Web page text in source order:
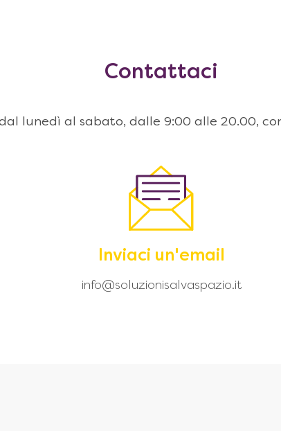
Contattaci
lunedì al sabato, dalle 9:00 alle 20.00, con
Inviaci un'email
info@soluzionisalvaspazio.it